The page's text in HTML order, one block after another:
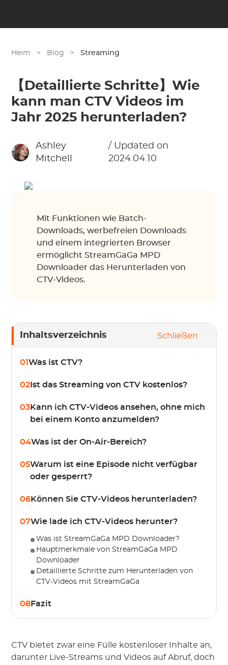
Heim > Blog > Streaming
【Detaillierte Schritte】Wie
kann man CTV Videos im
Jahr 2025 herunterladen?
Ashley
Mitchell
/ Updated on
2024.04.10
Mit Funktionen wie Batch-
Downloads, werbefreien Downloads
und einem integrierten Browser
ermöglicht StreamGaGa MPD
Downloader das Herunterladen von
CTV-Videos.
Inhaltsverzeichnis Schließen
01Was ist CTV?
02 Ist das Streaming von CTV kostenlos?
03Kann ich CTV-Videos ansehen, ohne mich
bei einem Konto anzumelden?
04Was ist der On-Air-Bereich?
05Warum ist eine Episode nicht verfügbar
oder gesperrt?
06Können Sie CTV-Videos herunterladen?
07Wie lade ich CTV-Videos herunter?
Was ist StreamGaGa MPD Downloader?
Hauptmerkmale von StreamGaGa MPD
Downloader
Detaillierte Schritte zum Herunterladen von
CTV-Videos mit StreamGaGa
08Fazit
CTV bietet zwar eine Fülle kostenloser Inhalte an,
darunter Live-Streams und Videos auf Abruf, doch